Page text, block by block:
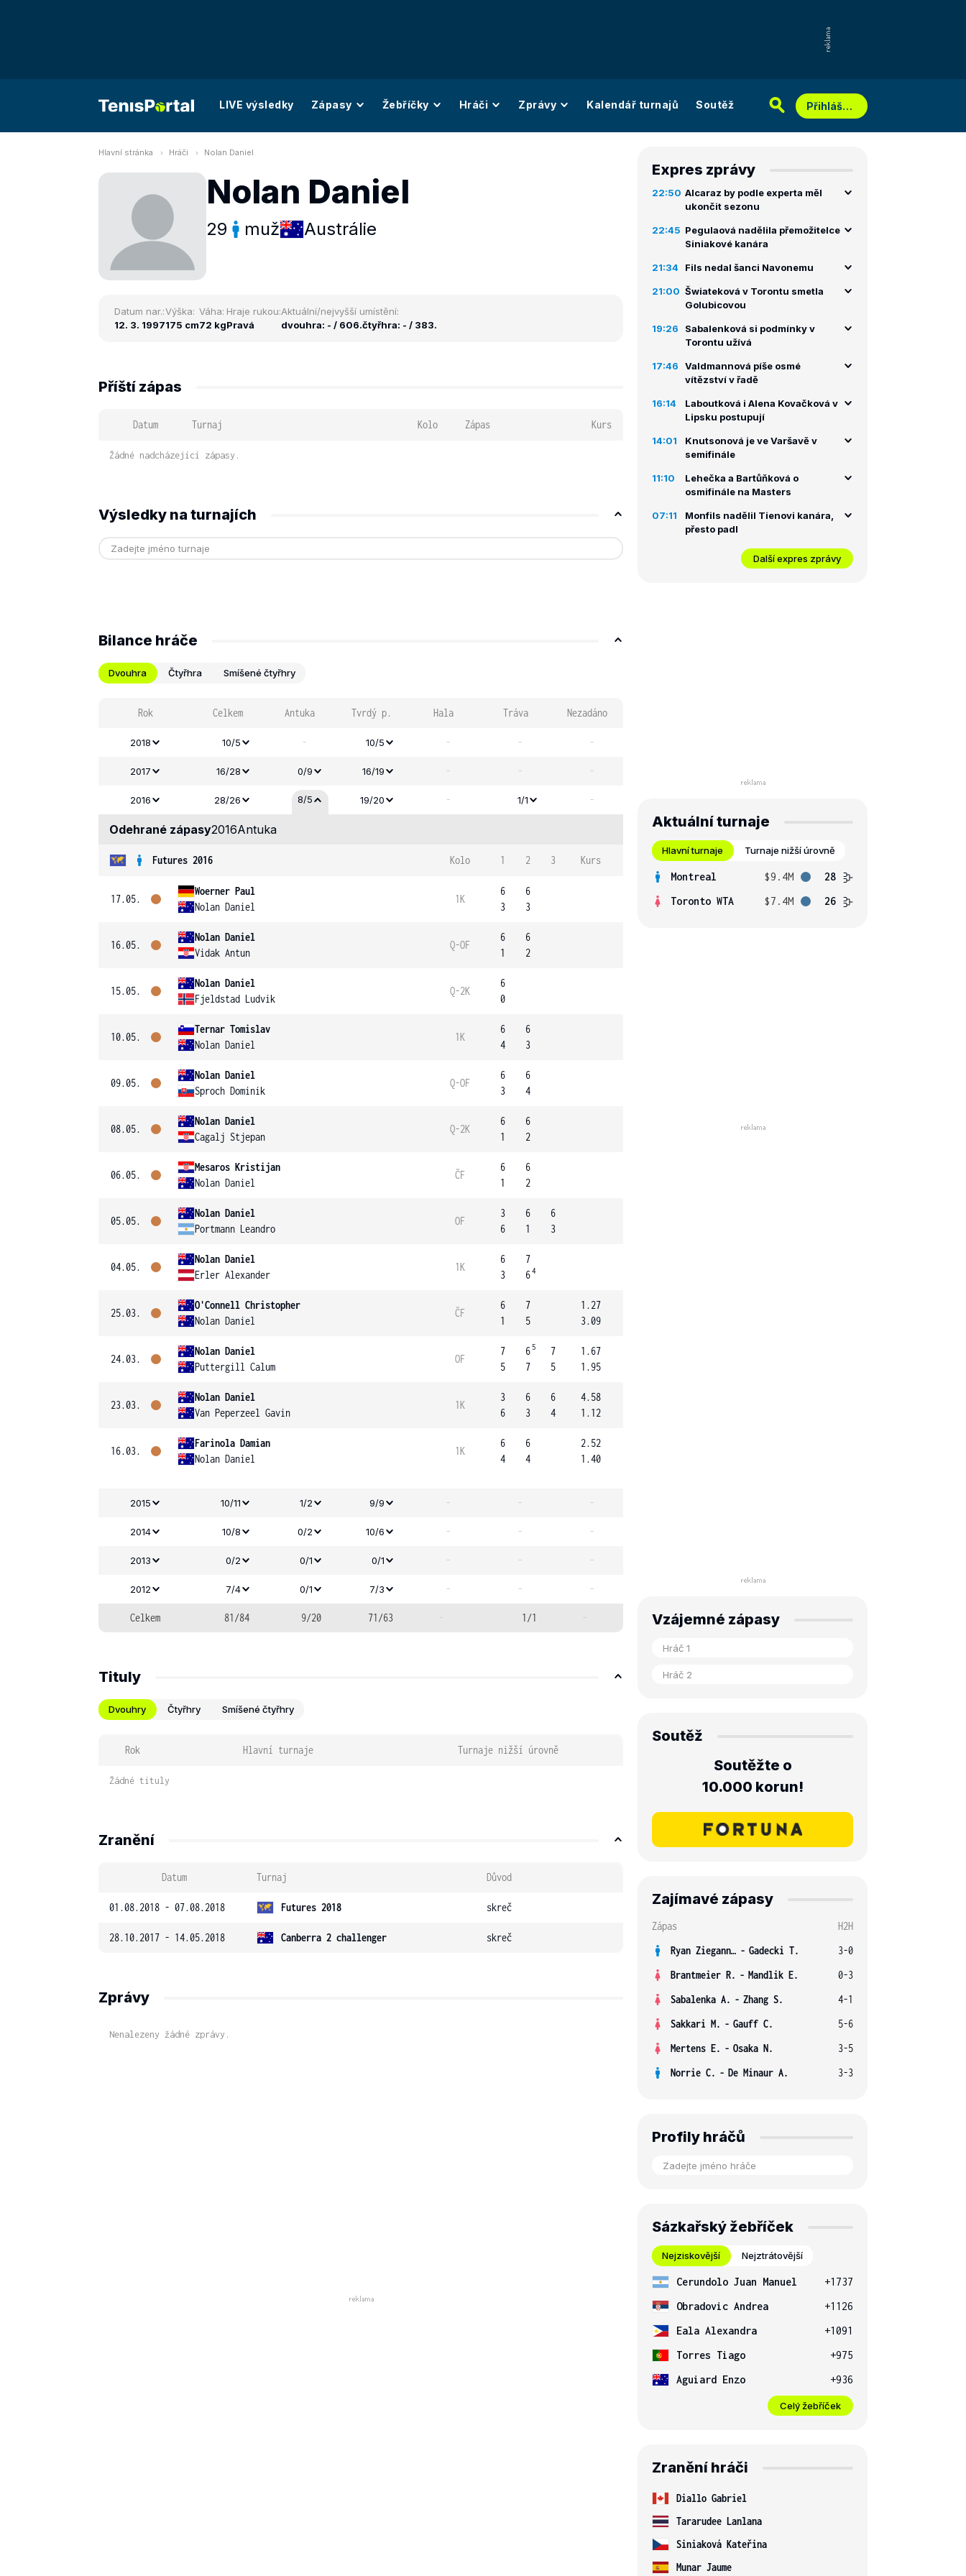
LIVE výsledky Zápasy Žebříčky Hráči Zprávy Kalendář turnajů Soutěž Přihlášení
Hlavní stránka Hráči Nolan Daniel
Nolan Daniel
29 muž Austrálie
Datum nar.:
12. 3. 1997
Výška:
175 cm
Váha:
72 kg
Hraje rukou:
Pravá
Aktuální/nejvyšší umístění:
dvouhra: - / 606.čtyřhra: - / 383.
Příští zápas
Datum Turnaj Kolo Zápas Kurs
Žádné nadcházející zápasy.
Výsledky na turnajích
Bilance hráče
Dvouhra Čtyřhra Smíšené čtyřhry
Rok Celkem Antuka Tvrdý p. Hala Tráva Nezadáno
2018 10/5 - 10/5 - - -
2017 16/28 0/9 16/19 - - -
2016 28/26 8/5 19/20 - 1/1 -
Odehrané zápasy2016Antuka
Futures 2016 Kolo 1 2 3 Kurs
17.05.
Woerner Paul
Nolan Daniel
1K
6
3
6
3
16.05.
Nolan Daniel
Vidak Antun
Q-OF
6
1
6
2
15.05.
Nolan Daniel
Fjeldstad Ludvik
Q-2K
6
0
10.05.
Ternar Tomislav
Nolan Daniel
1K
6
4
6
3
09.05.
Nolan Daniel
Sproch Dominik
Q-OF
6
3
6
4
08.05.
Nolan Daniel
Cagalj Stjepan
Q-2K
6
1
6
2
06.05.
Mesaros Kristijan
Nolan Daniel
ČF
6
1
6
2
05.05.
Nolan Daniel
Portmann Leandro
OF
3
6
6
1
6
3
04.05.
Nolan Daniel
Erler Alexander
1K
6
3
7
64
25.03.
O'Connell Christopher
Nolan Daniel
ČF
6
1
7
5
1.27
3.09
24.03.
Nolan Daniel
Puttergill Calum
OF
7
5
6 5
7
7
5
1.67
1.95
23.03.
Nolan Daniel
Van Peperzeel Gavin
1K
3
6
6
3
6
4
4.58
1.12
16.03.
Farinola Damian
Nolan Daniel
1K
6
4
6
4
2.52
1.40
2015 10/11 1/2 9/9 - - -
2014 10/8 0/2 10/6 - - -
2013 0/2 0/1 0/1 - - -
2012 7/4 0/1 7/3 - - -
Celkem 81/84 9/20 71/63 - 1/1 -
Tituly
Dvouhry Čtyřhry Smíšené čtyřhry
Rok Hlavní turnaje Turnaje nižší úrovně
Žádné tituly
Zranění
Datum Turnaj Důvod
01.08.2018 - 07.08.2018 Futures 2018 skreč
28.10.2017 - 14.05.2018 Canberra 2 challenger skreč
Zprávy
Nenalezeny žádné zprávy.
Expres zprávy
22:50 Alcaraz by podle experta měl
ukončit sezonu
22:45 Pegulaová nadělila přemožitelce
Siniakové kanára
21:34 Fils nedal šanci Navonemu
21:00 Šwiateková v Torontu smetla
Golubicovou
19:26
Sabalenková si podmínky v
Torontu užívá
17:46
Valdmannová píše osmé
vítězství v řadě
16:14
Laboutková i Alena Kovačková v
Lipsku postupují
14:01
Knutsonová je ve Varšavě v
semifinále
11:10
Lehečka a Bartůňková o
osmifinále na Masters
07:11
Monfils nadělil Tienovi kanára,
přesto padl
Další expres zprávy
Aktuální turnaje
Hlavní turnaje Turnaje nižší úrovně
Montreal $9.4M
28
Toronto WTA
$7.4M 26
Vzájemné zápasy
Soutěž
Soutěžte o
10.000 korun!
Zajímavé zápasy
Zápas
H2H
Ryan Ziegann S. - Gadecki T.
3-0
Brantmeier R. - Mandlik E.
0-3
Sabalenka A. - Zhang S.
4-1
Sakkari M. - Gauff C.
5-6
Mertens E. - Osaka N.
3-5
Norrie C. - De Minaur A. 3-3
Profily hráčů
Sázkařský žebříček
Nejziskovější Nejztrátovější
Cerundolo Juan Manuel
+1737
Obradovic Andrea
+1126
Eala Alexandra
+1091
Torres Tiago
+975
Aguiard Enzo
+936
Celý žebříček
Zranění hráči
Diallo Gabriel
Tararudee Lanlana
Siniaková Kateřina
Munar Jaume